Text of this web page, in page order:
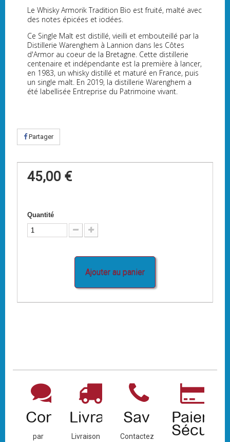
Le Whisky Armorik Tradition Bio est fruité, malté avec
des notes épicées et iodées.
Ce Single Malt est distillé, vieilli et embouteillé par la
Distillerie Warenghem à Lannion dans les Côtes
d'Armor au coeur de la Bretagne. Cette distillerie
centenaire et indépendante est la première à lancer,
en 1983, un whisky distillé et maturé en France, puis
un single malt. En 2019, la distillerie Warenghem a
été labellisée Entreprise du Patrimoine vivant.
Partager
45,00 €
Quantité
Ajouter au panier
Contact
par
Livraison
Livraison
Sav
Contactez-